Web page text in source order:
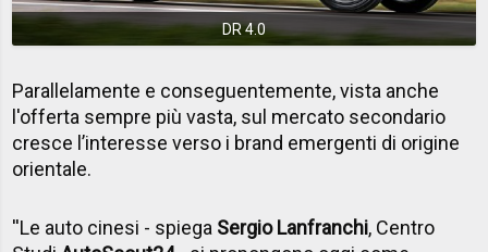
DR 4.0
Parallelamente e conseguentemente, vista anche
l'offerta sempre più vasta, sul mercato secondario
cresce l’interesse verso i brand emergenti di origine
orientale.
''Le auto cinesi - spiega Sergio Lanfranchi, Centro